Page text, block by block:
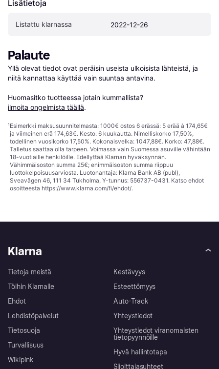
Lisätietoja
Listattu klarnassa 2022-12-26
Palaute
Yllä olevat tiedot ovat peräisin useista ulkoisista lähteistä, ja
niitä kannattaa käyttää vain suuntaa antavina.
Huomasitko tuotteessa jotain kummallista?
ilmoita ongelmista täällä.
¹Esimerkki maksusuunnitelmasta: 1000€ ostos 6 erässä: 5 erää à 174,65€
ja viimeinen erä 174,63€. Kesto: 6 kuukautta. Nimelliskorko 17,50%,
todellinen vuosikorko 17,50%. Kokonaisvelka: 1047,88€. Korko: 47,88€.
Talletus saattaa olla tarpeen. Voimassa vain Suomessa asuville vähintään
18-vuotiaille henkilöille. Edellyttää Klarnan hyväksynnän.
Vähimmäisoston summa 25€; enimmäisoston summa riippuu
luottokelpoisuusarviosta. Luotonantaja: Klarna Bank AB (publ),
Sveavägen 46, 111 34 Tukholma, Y-tunnus: 556737-0431. Katso ehdot
osoitteesta https://www.klarna.com/fi/ehdot/.
Klarna
Tietoja meistä
Töihin Klarnalle
Ehdot
Lehdistöpalvelut
Tietosuoja
Turvallisuus
Wikipink
Kestävyys
Esteettömyys
Auto-Track
Yhteystiedot
Yhteystiedot viranomaisten
tietopyynnöille
Hyvä hallintotapa
Sijoittajasuhteet